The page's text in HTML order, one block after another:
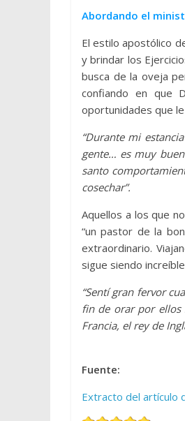
Abordando el
El estilo apostólico
y brindar los
busca de la oveja
confiando en que
oportunidades que
“Durante mi
gente… es muy
santo
cosechar”.
Aquellos a los que
“un pastor de la
extraordinario.
sigue siendo
“Sentí gran fervor
fin de orar por ellos
Francia, el rey de
Fuente:
Extracto del artículo